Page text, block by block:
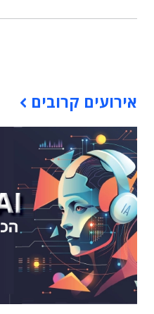
אירועים קרובים